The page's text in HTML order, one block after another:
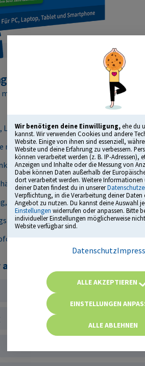
Wir benötigen deine Einwilligung,ehe du
kannst. Wir verwenden Cookies und andere
Website. Einige von ihnen sind essenziell,
Website und deine Erfahrung zu verbessern.
können verarbeitet werden (z. B. IP-Adressen),
Anzeigen und Inhalte oder die Messung von
Dabei können Daten außerhalb der
dort verarbeitet werden. Weitere Informationen
deiner Daten findest du in unserer
Verpflichtung, in die Verarbeitung deiner
Angebot zu nutzen. Du kannst deine Auswahl
Einstellungen widerrufen oder anpassen. Bitte
individueller Einstellungen möglicherweise
Website verfügbar sind.
Datenschutz
ALLE AKZEPTIEREN
EINSTELLUNGEN
ALLE ABLEHNEN
Bildungsmedium“
dem Comenius Award
Leistungsanalyse und mehr
mit vielen Originalfragen
Tipps und Tricks
Fragen, die besten Antworten
Rollenspiel, Postkorbübung & Co.
und der Gewerkschaft der
startklar
1.500 Fragen in ...